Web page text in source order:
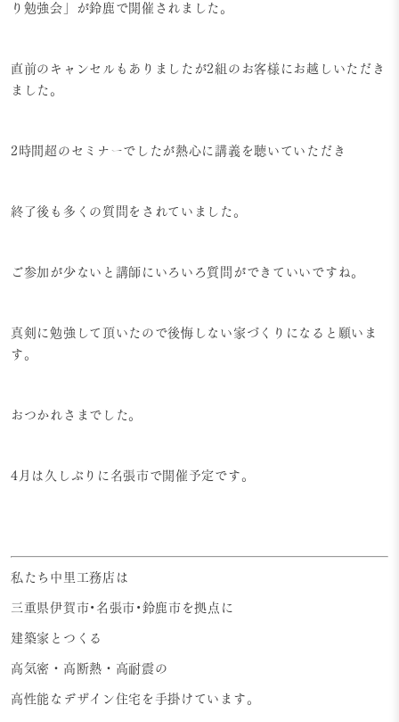
り勉強会」が鈴鹿で開催されました。
直前のキャンセルもありましたが2組のお客様にお越しいただき
ました。
2時間超のセミナーでしたが熱心に講義を聴いていただき
終了後も多くの質問をされていました。
ご参加が少ないと講師にいろいろ質問ができていいですね。
真剣に勉強して頂いたので後悔しない家づくりになると願いま
す。
おつかれさまでした。
4月は久しぶりに名張市で開催予定です。
私たち中里工務店は
三重県伊賀市•名張市•鈴鹿市を拠点に
建築家とつくる
高気密・高断熱・高耐震の
高性能なデザイン住宅を手掛けています。